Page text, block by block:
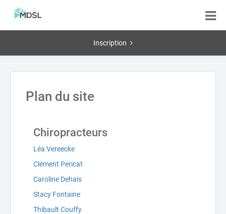
Inscription
Plan du site
Chiropracteurs
Léa Vereecke
Clément Pericat
Caroline Dehais
Stacy Fontaine
Thibault Couffy